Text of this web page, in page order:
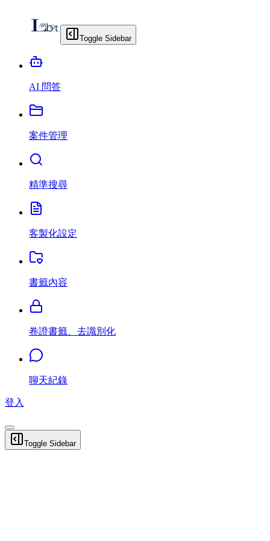
Toggle Sidebar
AI 問答
案件管理
精準搜尋
客製化設定
書籤內容
卷證書籤、去識別化
聊天紀錄
登入
Toggle Sidebar